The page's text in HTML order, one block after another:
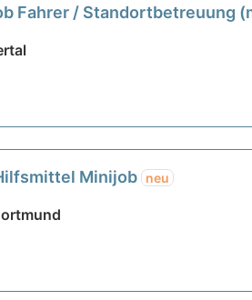
Fahrer / Standortbetreuung
Minijob neu